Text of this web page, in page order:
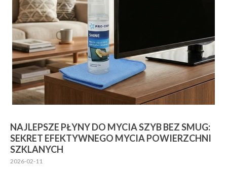
NAJLEPSZE PŁYNY DO MYCIA SZYB BEZ SMUG:
SEKRET EFEKTYWNEGO MYCIA POWIERZCHNI
SZKLANYCH
2026-02-11